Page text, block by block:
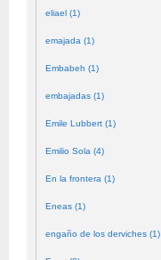
eliael (1)
emajada (1)
Embabeh (1)
embajadas (1)
Emile Lubbert (1)
Emilio Sola (4)
En la frontera (1)
Eneas (1)
engaño de los derviches (1)